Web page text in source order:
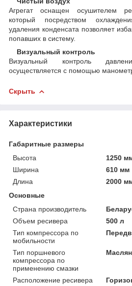
Агрегат оснащен осушителем
который посредством
удаления конденсата позволяет
попавших в систему.
Визуальный контроль
Визуальный контроль
осуществляется с помощью
Скрыть
Характеристики
Габаритные размеры
Высота
1250
Ширина
610 мм
Длина
2000
Основные
Страна производитель
Объем ресивера
500 л
Тип компрессора по
мобильности
Тип поршневого
компрессора по
применению смазки
Расположение ресивера